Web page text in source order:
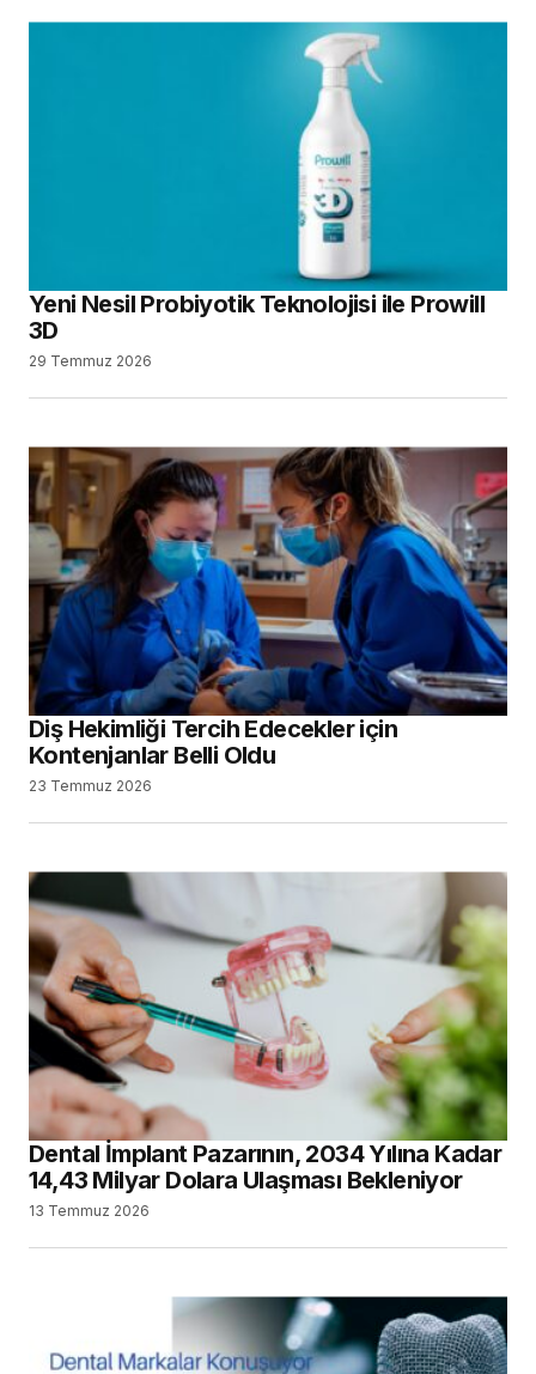
Yeni Nesil Probiyotik Teknolojisi ile Prowill
3D
29 Temmuz 2026
Diş Hekimliği Tercih Edecekler için
Kontenjanlar Belli Oldu
23 Temmuz 2026
Dental İmplant Pazarının, 2034 Yılına Kadar
14,43 Milyar Dolara Ulaşması Bekleniyor
13 Temmuz 2026